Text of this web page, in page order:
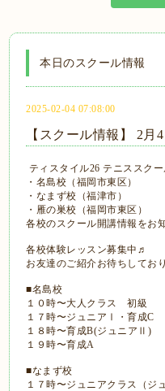
本日のスクール情報
2025-02-04 07:08:00
【スクール情報】 2月
ティスタイル26 テニススクー
・名島校（福岡市東区）
・なまず校（福津市）
・雁の巣校（福岡市東区）
各校のスクール開講情報をお
各校体験レッスン募集中♬
お友達のご紹介お待ちしてお
■名島校
１０時〜大人クラス 初級
１７時〜ジュニアⅠ・育成C
１８時〜育成B(ジュニアⅡ)
１９時〜育成A
■なまず校
１７時〜ジュニアクラス（ジ